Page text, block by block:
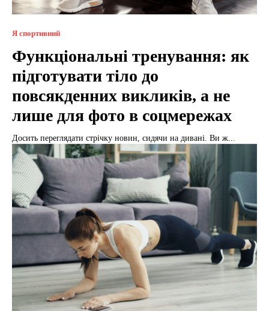
Я спортивний
Функціональні тренування: як
підготувати тіло до
повсякденних викликів, а не
лише для фото в соцмережах
Досить переглядати стрічку новин, сидячи на дивані. Ви ж...